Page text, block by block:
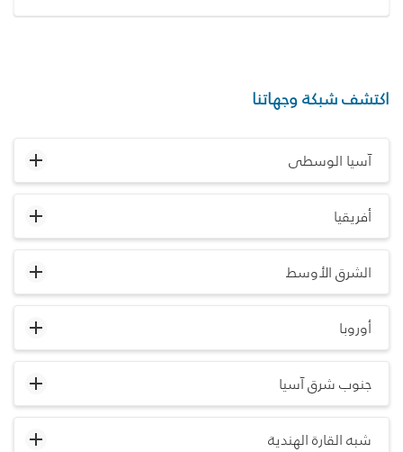
اكتشف شبكة وجهاتنا
آسيا الوسطى
أفريقيا
الشرق الأوسط
أوروبا
جنوب شرق آسيا
شبه القارة الهندية